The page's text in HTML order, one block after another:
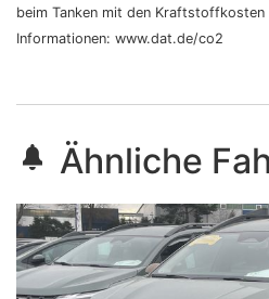
beim Tanken mit den
Informationen: www.dat.de/co2
Ähnliche